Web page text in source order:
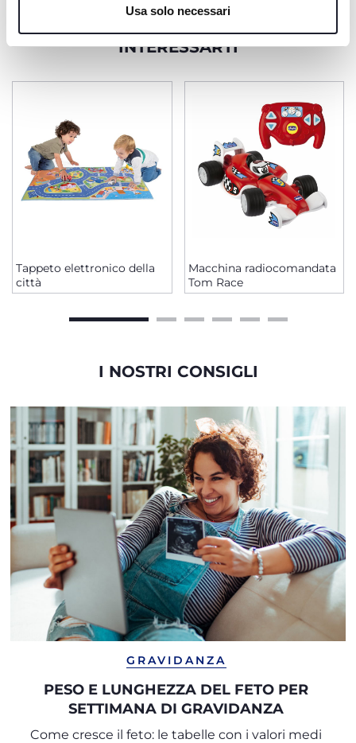
Usa solo necessari
INTERESSARTI
Tappeto elettronico della
città
Macchina radiocomandata
Tom Race
I NOSTRI CONSIGLI
GRAVIDANZA
PESO E LUNGHEZZA DEL FETO PER
SETTIMANA DI GRAVIDANZA
Come cresce il feto: le tabelle con i valori medi